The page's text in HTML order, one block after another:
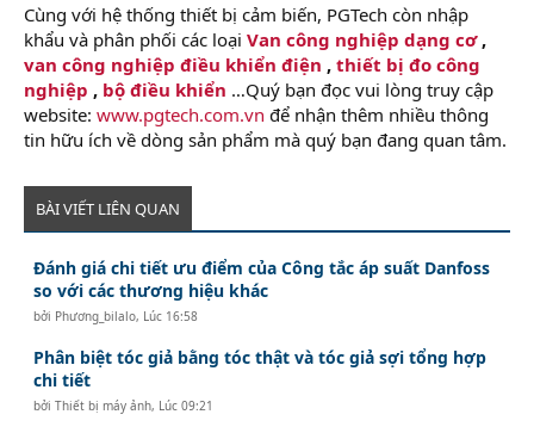
Cùng với hệ thống thiết bị cảm biến, PGTech còn nhập
khẩu và phân phối các loại Van công nghiệp dạng cơ,
van công nghiệp điều khiển điện , thiết bị đo công
nghiệp , bộ điều khiển …Quý bạn đọc vui lòng truy cập
website: www.pgtech.com.vn để nhận thêm nhiều thông
tin hữu ích về dòng sản phẩm mà quý bạn đang quan tâm.
BÀI VIẾT LIÊN QUAN
Đánh giá chi tiết ưu điểm của Công tắc áp suất Danfoss
so với các thương hiệu khác
bởi Phương_bilalo, Lúc 16:58
Phân biệt tóc giả bằng tóc thật và tóc giả sợi tổng hợp
chi tiết
bởiThiết bị máy ảnh, Lúc 09:21